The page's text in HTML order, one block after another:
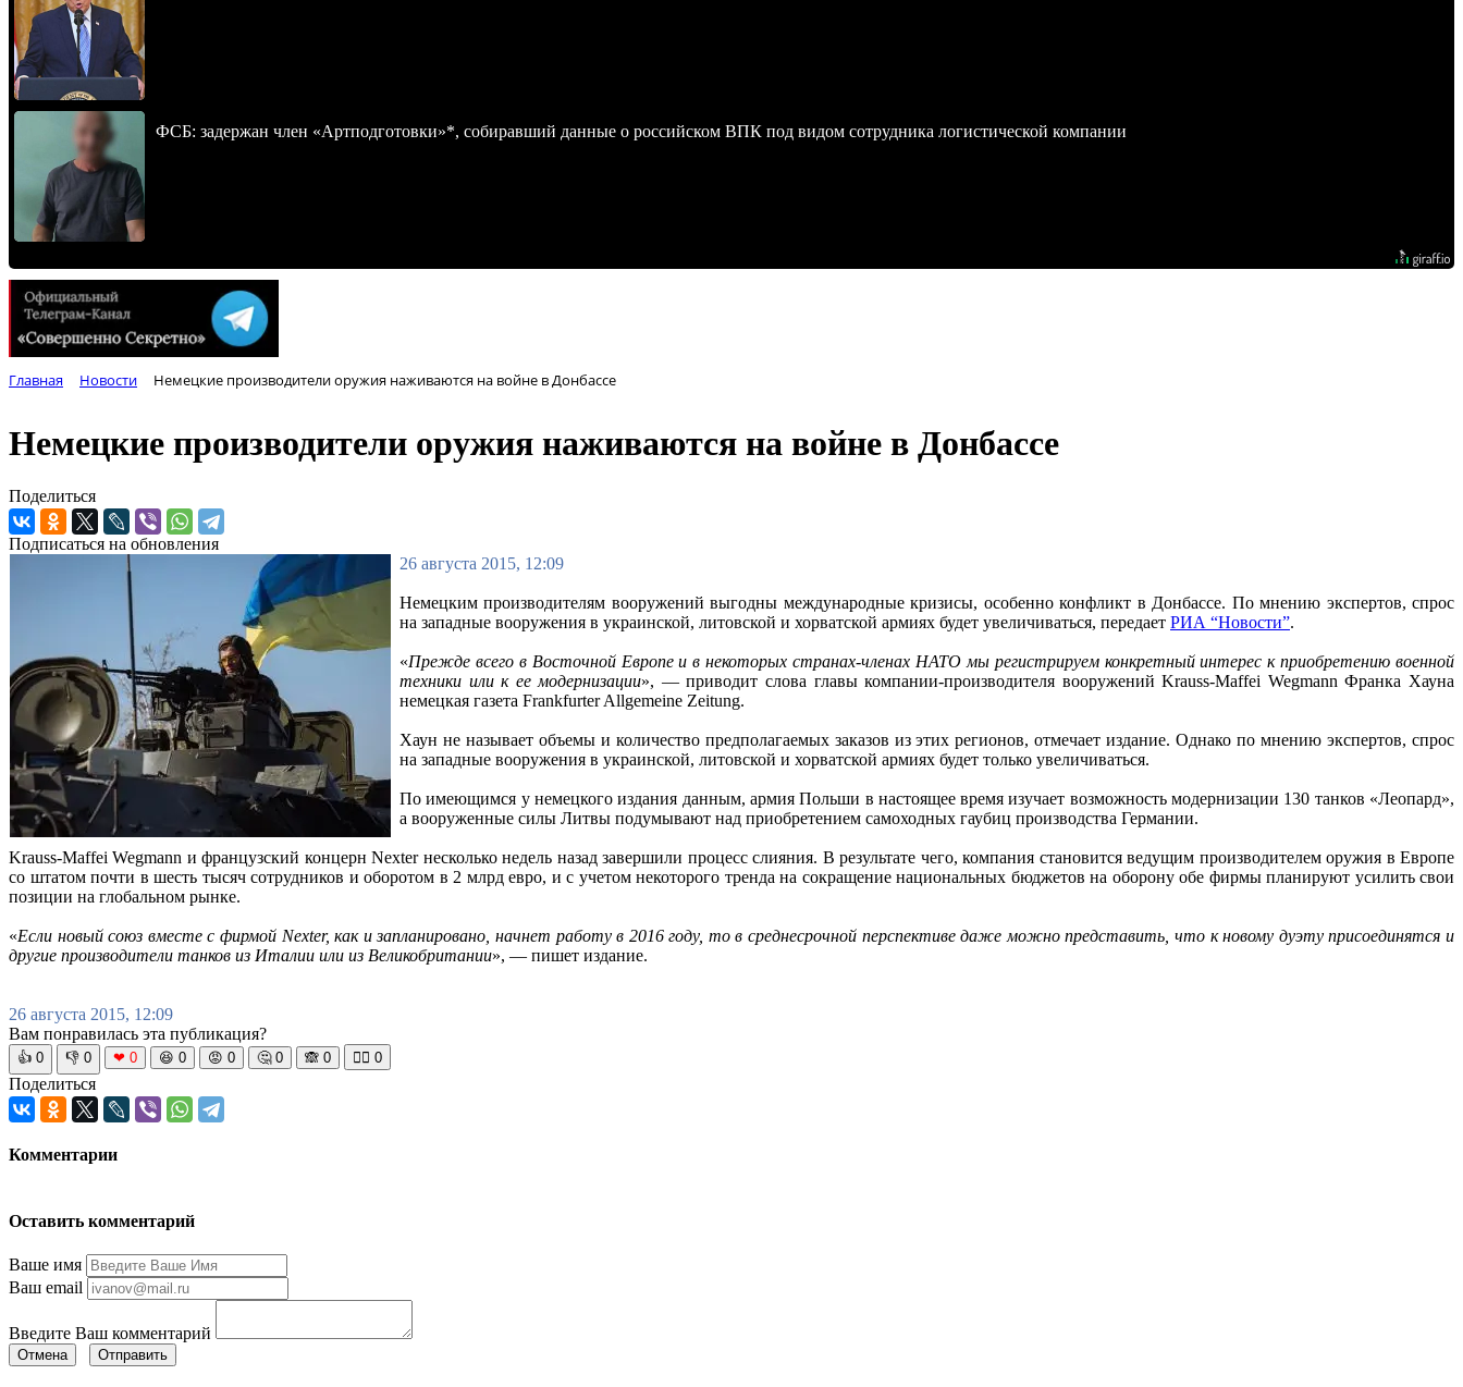
ФСБ: задержан член «Артподготовки»*, собиравший данные о российском ВПК под видом сотрудника логистической компании
Главная Новости Немецкие производители оружия наживаются на войне в Донбассе
Немецкие производители оружия наживаются на войне в Донбассе
Поделиться
Подписаться на обновления
26 августа 2015, 12:09
Немецким производителям вооружений выгодны международные кризисы, особенно конфликт в Донбассе. По мнению экспертов, спрос
на западные вооружения в украинской, литовской и хорватской армиях будет увеличиваться, передает РИА “Новости”.
«Прежде всего в Восточной Европе и в некоторых странах-членах НАТО мы регистрируем конкретный интерес к приобретению военной
техники или к ее модернизации», — приводит слова главы компании-производителя вооружений Krauss-Maffei Wegmann Франка Хауна
немецкая газета Frankfurter Allgemeine Zeitung.
Хаун не называет объемы и количество предполагаемых заказов из этих регионов, отмечает издание. Однако по мнению экспертов, спрос
на западные вооружения в украинской, литовской и хорватской армиях будет только увеличиваться.
По имеющимся у немецкого издания данным, армия Польши в настоящее время изучает возможность модернизации 130 танков «Леопард»,
а вооруженные силы Литвы подумывают над приобретением самоходных гаубиц производства Германии.
Krauss-Maffei Wegmann и французский концерн Nexter несколько недель назад завершили процесс слияния. В результате чего, компания становится ведущим производителем оружия в Европе
со штатом почти в шесть тысяч сотрудников и оборотом в 2 млрд евро, и с учетом некоторого тренда на сокращение национальных бюджетов на оборону обе фирмы планируют усилить свои
позиции на глобальном рынке.
«Если новый союз вместе с фирмой Nexter, как и запланировано, начнет работу в 2016 году, то в среднесрочной перспективе даже можно представить, что к новому дуэту присоединятся и
другие производители танков из Италии или из Великобритании», — пишет издание.
26 августа 2015, 12:09
Вам понравилась эта публикация?
👍 0 👎 0 ❤ 0 😆 0 😡 0 🤔 0 🙈 0 🧘‍♀️ 0
Поделиться
Комментарии
Оставить комментарий
Ваше имя
Ваш email
Введите Ваш комментарий
Отмена Отправить